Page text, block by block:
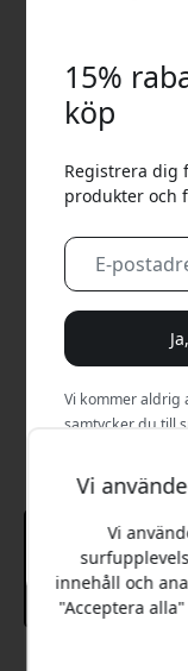
Vi
Vi
innehåll och
"Acceptera
15%
köp
Registrera dig
produkter och
Vi kommer aldrig
samtycker du till
Använd